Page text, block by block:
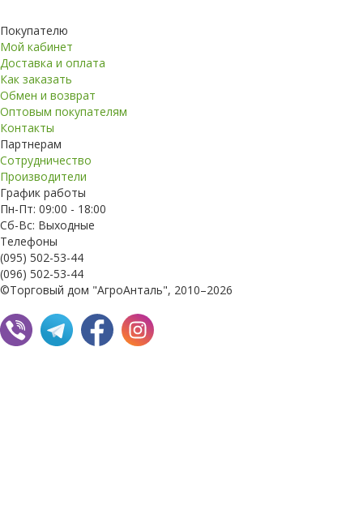
Покупателю
Мой кабинет
Доставка и оплата
Как заказать
Обмен и возврат
Оптовым покупателям
Контакты
Партнерам
Сотрудничество
Производители
График работы
Пн-Пт: 09:00 - 18:00
Сб-Вс: Выходные
Телефоны
(095) 502-53-44
(096) 502-53-44
©Торговый дом "АгроАнталь", 2010–2026